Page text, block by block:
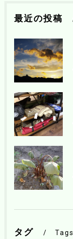
最近の投稿
タグ Tags